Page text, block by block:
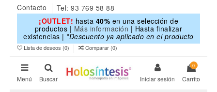
Contacto
Tel: 93 769 58 88
¡OUTLET! hasta 40% en una selección de
productos | Más información | Hasta finalizar
existencias | *Descuento ya aplicado en el producto
Lista de deseos (0) Comparar (0)
Menú Buscar Iniciar sesión
0
Carrito